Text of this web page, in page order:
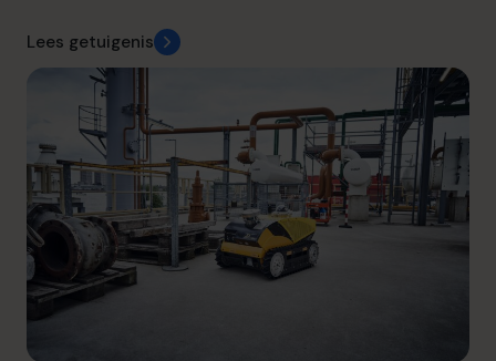
Lees getuigenis